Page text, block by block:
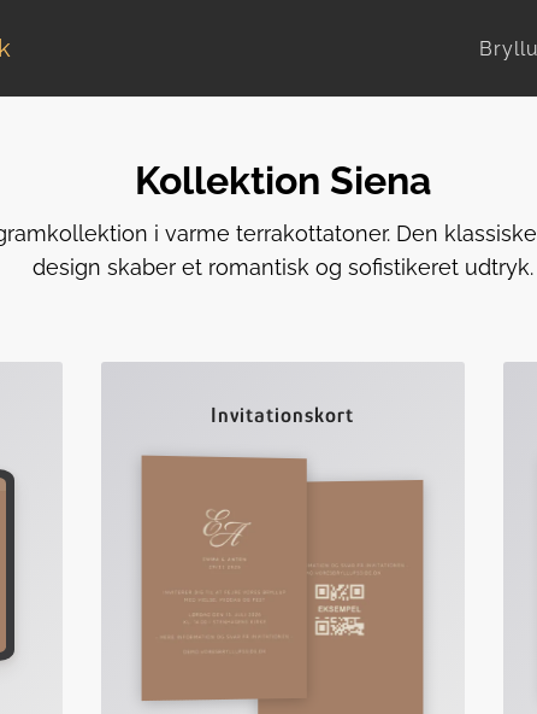
Kollektion Siena
i varme terrakottatoner. Den
design skaber et romantisk og sofistikeret udtryk.
Invitationskort